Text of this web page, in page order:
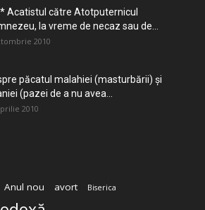
Acatistul către Atotputernicul
la vreme de necaz sau de...
2010
păcatul malahiei (masturbării) şi
(pazei de a nu avea...
2010
Anul nou avort Biserica